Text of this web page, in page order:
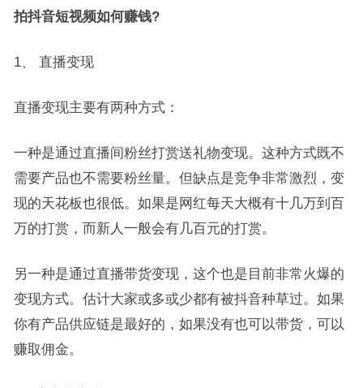
拍抖音短视频如何赚钱?
1、 直播变现
直播变现主要有两种方式：
一种是通过直播间粉丝打赏送礼物变现。这种方式既不
需要产品也不需要粉丝量。但缺点是竞争非常激烈，变
现的天花板也很低。如果是网红每天大概有十几万到百
万的打赏，而新人一般会有几百元的打赏。
另一种是通过直播带货变现，这个也是目前非常火爆的
变现方式。估计大家或多或少都有被抖音种草过。如果
你有产品供应链是最好的，如果没有也可以带货，可以
赚取佣金。